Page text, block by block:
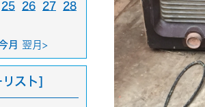
25 26 27
28
月 翌月>
スト]